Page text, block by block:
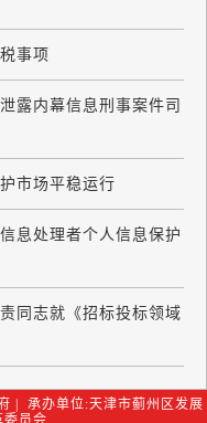
事项
露内幕信息刑事案件司
市场平稳运行
息处理者个人信息保护
同志就《招标投标领域
| 承办单位:天津市蓟州区发展
委员会